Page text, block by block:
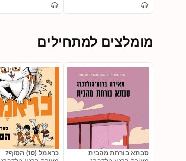
מומלצים למתחילים
סבתא בורחת מהבית
כראמל (10) הסוף?